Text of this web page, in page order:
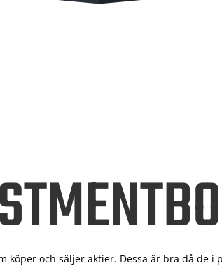
köper och säljer aktier. Dessa är bra då de i